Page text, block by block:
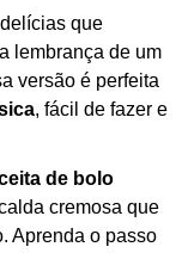
que
lembrança de um
versão é perfeita
, fácil de fazer e
de bolo
cremosa que
Aprenda o passo